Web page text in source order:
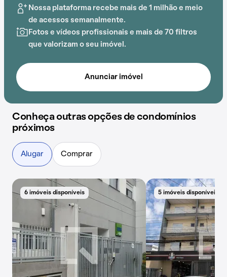
A proximidade com UBS Jardim Miriam I, Escola
Estadual Hermano Ribeiro da Silva, CEI Dr. Luiz de
Oliveira Duarte e Emef Elza Maia Costa Freire PROFA
Nossa plataforma recebe mais de 1 milhão e meio
de acessos semanalmente.
Fotos e vídeos profissionais e mais de 70 filtros
que valorizam o seu imóvel.
Anunciar imóvel
Conheça outras opções de condomínios
próximos
Alugar Comprar
6 imóveis disponíveis 5 imóveis disponíveis